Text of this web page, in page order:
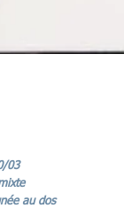
03
au dos